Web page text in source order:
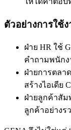
ตัวอย่างการใช้
ฝ่าย HR ใช้
คำถามพนักง
ฝ่ายการตลา
สร้างไอเดีย
ฝ่ายลูกค้าสัม
ลูกค้าอย่างร